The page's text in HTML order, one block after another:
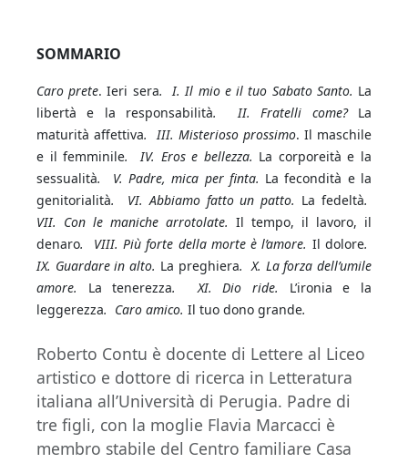
SOMMARIO
Caro prete. Ieri sera. I. Il mio e il tuo Sabato Santo. La
libertà e la responsabilità. II. Fratelli come? La
maturità affettiva. III. Misterioso prossimo. Il maschile
e il femminile. IV. Eros e bellezza. La corporeità e la
sessualità. V. Padre, mica per finta. La fecondità e la
genitorialità. VI. Abbiamo fatto un patto. La fedeltà.
VII. Con le maniche arrotolate. Il tempo, il lavoro, il
denaro. VIII. Più forte della morte è l’amore. Il dolore.
IX. Guardare in alto. La preghiera. X. La forza dell’umile
amore. La tenerezza. XI. Dio ride. L’ironia e la
leggerezza. Caro amico. Il tuo dono grande.
Roberto Contu è docente di Lettere al Liceo
artistico e dottore di ricerca in Letteratura
italiana all’Università di Perugia. Padre di
tre figli, con la moglie Flavia Marcacci è
membro stabile del Centro familiare Casa